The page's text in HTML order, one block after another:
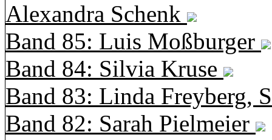
Alexandra Schenk
Band 85: Luis Moßburger
Band 84: Silvia Kruse
Band 83: Linda Freyberg,
Band 82: Sarah Pielmeier